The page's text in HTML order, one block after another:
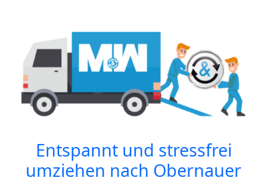
Entspannt und stressfrei
umziehen nach Obernauer